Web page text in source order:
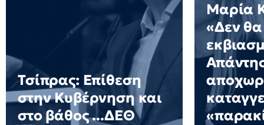
Τσίπρας: Επίθεση
στην Κυβέρνηση και
στο βάθος ...ΔΕΘ
Μαρία
«Δεν